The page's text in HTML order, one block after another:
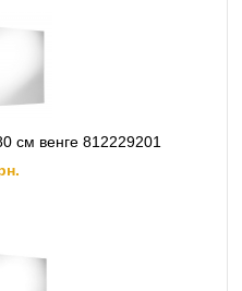
см венге 812229201